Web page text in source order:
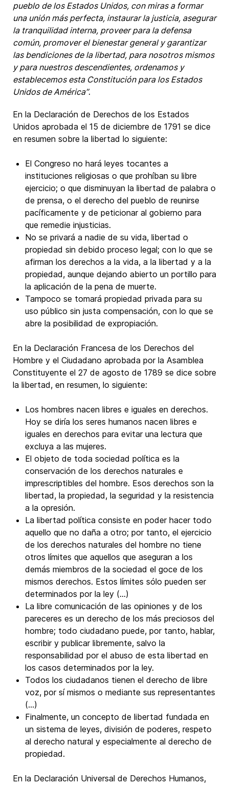
pueblo de los Estados Unidos, con miras a formar
una unión más perfecta, instaurar la justicia, asegurar
la tranquilidad interna, proveer para la defensa
común, promover el bienestar general y garantizar
las bendiciones de la libertad, para nosotros mismos
y para nuestros descendientes, ordenamos y
establecemos esta Constitución para los Estados
Unidos de América”.
En la Declaración de Derechos de los Estados
Unidos aprobada el 15 de diciembre de 1791 se dice
en resumen sobre la libertad lo siguiente:
El Congreso no hará leyes tocantes a
instituciones religiosas o que prohíban su libre
ejercicio; o que disminuyan la libertad de palabra o
de prensa, o el derecho del pueblo de reunirse
pacíficamente y de peticionar al gobierno para
que remedie injusticias.
No se privará a nadie de su vida, libertad o
propiedad sin debido proceso legal; con lo que se
afirman los derechos a la vida, a la libertad y a la
propiedad, aunque dejando abierto un portillo para
la aplicación de la pena de muerte.
Tampoco se tomará propiedad privada para su
uso público sin justa compensación, con lo que se
abre la posibilidad de expropiación.
En la Declaración Francesa de los Derechos del
Hombre y el Ciudadano aprobada por la Asamblea
Constituyente el 27 de agosto de 1789 se dice sobre
la libertad, en resumen, lo siguiente:
Los hombres nacen libres e iguales en derechos.
Hoy se diría los seres humanos nacen libres e
iguales en derechos para evitar una lectura que
excluya a las mujeres.
El objeto de toda sociedad política es la
conservación de los derechos naturales e
imprescriptibles del hombre. Esos derechos son la
libertad, la propiedad, la seguridad y la resistencia
a la opresión.
La libertad política consiste en poder hacer todo
aquello que no daña a otro; por tanto, el ejercicio
de los derechos naturales del hombre no tiene
otros límites que aquellos que aseguran a los
demás miembros de la sociedad el goce de los
mismos derechos. Estos límites sólo pueden ser
determinados por la ley (…)
La libre comunicación de las opiniones y de los
pareceres es un derecho de los más preciosos del
hombre; todo ciudadano puede, por tanto, hablar,
escribir y publicar libremente, salvo la
responsabilidad por el abuso de esta libertad en
los casos determinados por la ley.
Todos los ciudadanos tienen el derecho de libre
voz, por sí mismos o mediante sus representantes
(…)
Finalmente, un concepto de libertad fundada en
un sistema de leyes, división de poderes, respeto
al derecho natural y especialmente al derecho de
propiedad.
En la Declaración Universal de Derechos Humanos,